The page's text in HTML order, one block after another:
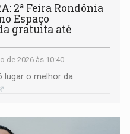
2ª Feira Rondônia
Espaço
gratuita até
de 2026 às 10:40
lugar o melhor da